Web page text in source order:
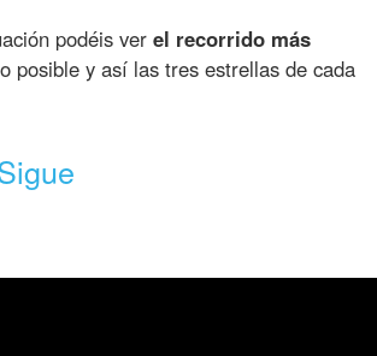
podéis ver el recorrido más
posible y así las tres estrellas de cada